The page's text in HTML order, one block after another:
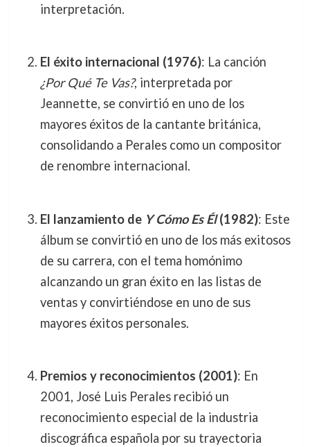
interpretación.
El éxito internacional (1976): La canción
¿Por Qué Te Vas?, interpretada por
Jeannette, se convirtió en uno de los
mayores éxitos de la cantante británica,
consolidando a Perales como un compositor
de renombre internacional.
El lanzamiento de Y Cómo Es Él(1982): Este
álbum se convirtió en uno de los más exitosos
de su carrera, con el tema homónimo
alcanzando un gran éxito en las listas de
ventas y convirtiéndose en uno de sus
mayores éxitos personales.
Premios y reconocimientos (2001): En
2001, José Luis Perales recibió un
reconocimiento especial de la industria
discográfica española por su trayectoria